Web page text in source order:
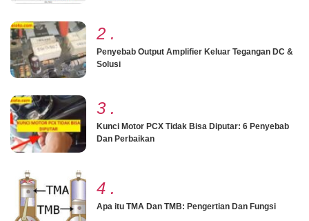
2 .
Penyebab Output Amplifier Keluar Tegangan DC &
Solusi
3 .
Kunci Motor PCX Tidak Bisa Diputar: 6 Penyebab
Dan Perbaikan
4 .
Apa itu TMA Dan TMB: Pengertian Dan Fungsi